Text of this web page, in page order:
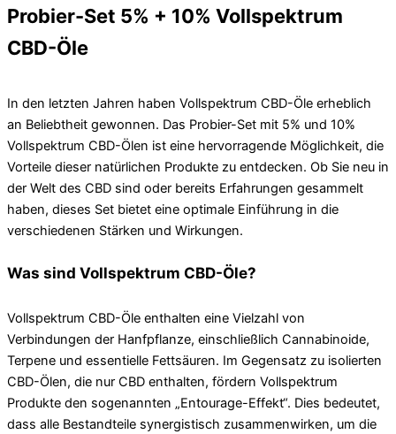
Probier-Set 5% + 10% Vollspektrum
CBD-Öle
In den letzten Jahren haben Vollspektrum CBD-Öle erheblich
an Beliebtheit gewonnen. Das Probier-Set mit 5% und 10%
Vollspektrum CBD-Ölen ist eine hervorragende Möglichkeit, die
Vorteile dieser natürlichen Produkte zu entdecken. Ob Sie neu in
der Welt des CBD sind oder bereits Erfahrungen gesammelt
haben, dieses Set bietet eine optimale Einführung in die
verschiedenen Stärken und Wirkungen.
Was sind Vollspektrum CBD-Öle?
Vollspektrum CBD-Öle enthalten eine Vielzahl von
Verbindungen der Hanfpflanze, einschließlich Cannabinoide,
Terpene und essentielle Fettsäuren. Im Gegensatz zu isolierten
CBD-Ölen, die nur CBD enthalten, fördern Vollspektrum
Produkte den sogenannten „Entourage-Effekt“. Dies bedeutet,
dass alle Bestandteile synergistisch zusammenwirken, um die